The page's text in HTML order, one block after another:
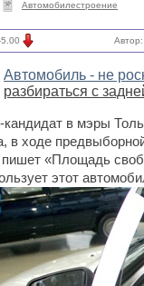
Автомобилестроение
5.00
Автомобиль - не
разбираться с
кандидат в мэры
в ходе
пишет «Площадь
этот